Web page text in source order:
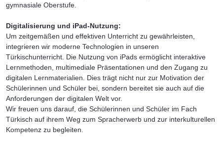
gymnasiale Oberstufe.
Digitalisierung und iPad-Nutzung:
Um zeitgemäßen und effektiven Unterricht zu gewährleisten,
integrieren wir moderne Technologien in unseren
Türkischunterricht. Die Nutzung von iPads ermöglicht interaktive
Lernmethoden, multimediale Präsentationen und den Zugang zu
digitalen Lernmaterialien. Dies trägt nicht nur zur Motivation der
Schülerinnen und Schüler bei, sondern bereitet sie auch auf die
Anforderungen der digitalen Welt vor.
Wir freuen uns darauf, die Schülerinnen und Schüler im Fach
Türkisch auf ihrem Weg zum Spracherwerb und zur interkulturellen
Kompetenz zu begleiten.